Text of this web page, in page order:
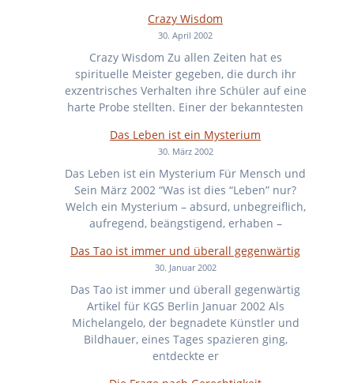
Crazy Wisdom
30. April 2002
Crazy Wisdom Zu allen Zeiten hat es
spirituelle Meister gegeben, die durch ihr
exzentrisches Verhalten ihre Schüler auf eine
harte Probe stellten. Einer der bekanntesten
Das Leben ist ein Mysterium
30. März 2002
Das Leben ist ein Mysterium Für Mensch und
Sein März 2002 “Was ist dies “Leben” nur?
Welch ein Mysterium – absurd, unbegreiflich,
aufregend, beängstigend, erhaben –
Das Tao ist immer und überall gegenwärtig
30. Januar 2002
Das Tao ist immer und überall gegenwärtig
Artikel für KGS Berlin Januar 2002 Als
Michelangelo, der begnadete Künstler und
Bildhauer, eines Tages spazieren ging,
entdeckte er